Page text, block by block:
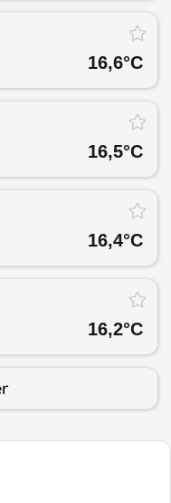
16,6°C
16,5°C
16,4°C
16,2°C